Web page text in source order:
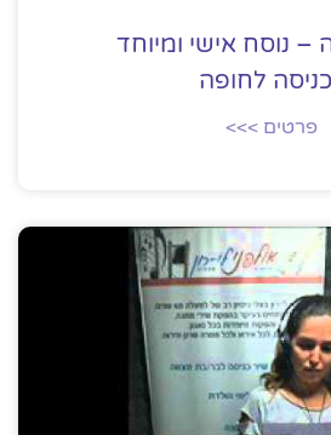
נוסח אישי ומיוחד
לחופה
פרטים >>>